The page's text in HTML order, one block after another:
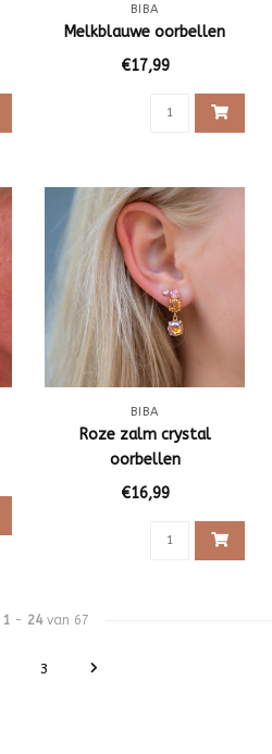
BIBA
Melkblauwe oorbellen
€17,99
BIBA
Roze zalm crystal
oorbellen
€16,99
1 - 24van 67
3